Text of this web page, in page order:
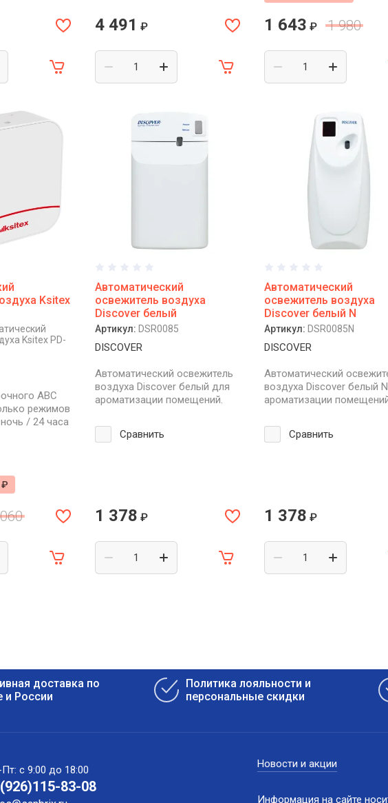
4 491 ₽ 1 643 ₽ 1 980
Ksitex
Ksitex PD-
ABC
режимов
/ 24 часа
₽
Автоматический
освежитель воздуха
Discover белый
Артикул: DSR0085
DISCOVER
Автоматический освежитель
воздуха Discover белый для
ароматизации помещений.
Сравнить
1 378 ₽
Автоматический
освежитель воздуха
Discover белый N
Артикул: DSR0085N
DISCOVER
Автоматический
воздуха Discover белый
ароматизации
Сравнить
1 378 ₽
доставка по
и России
Политика лояльности и
персональные скидки
с 9:00 до 18:00
83-08
Новости и акции
Информация на сайте